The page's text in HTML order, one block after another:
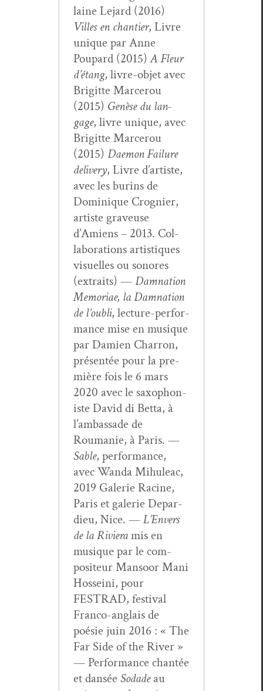
laine Lejard (2016)
Villes en chantier, Livre
unique par Anne
Poupard (2015)A Fleur
d’é­tang, livre-objet avec
Brigitte Marcer­ou
(2015) Genèse du lan­
gage, livre unique, avec
Brigitte Marcer­ou
(2015) Dae­mon Fail­ure
deliv­ery, Livre d’artiste,
avec les burins de
Dominique Crog­nier,
artiste graveuse
d’Amiens – 2013. Col­
lab­o­ra­tions artis­tiques
visuelles ou sonores
(extraits) —Damna­tion
Memo­ri­ae, la Damna­tion
de l’ou­bli, lec­ture-per­for­
mance mise en musique
par Damien Char­ron,
présen­tée pour la pre­
mière fois le 6 mars
2020 avec le sax­o­phon­
iste David di Bet­ta, à
l’am­bas­sade de
Roumanie, à Paris. —
Sable, per­for­mance,
avec Wan­da Mihuleac,
2019 Galerie Racine,
Paris et galerie Depar­
dieu, Nice. —L’En­vers
de la Riv­ieramis en
musique par le com­
pos­i­teur Man­soor Mani
Hos­sei­ni, pour
FESTRAD, fes­ti­val
Fran­co-anglais de
poésie juin 2016 : « The
Far Side of the Riv­er »
— Per­for­mance chan­tée
et dan­sée Sodadeau